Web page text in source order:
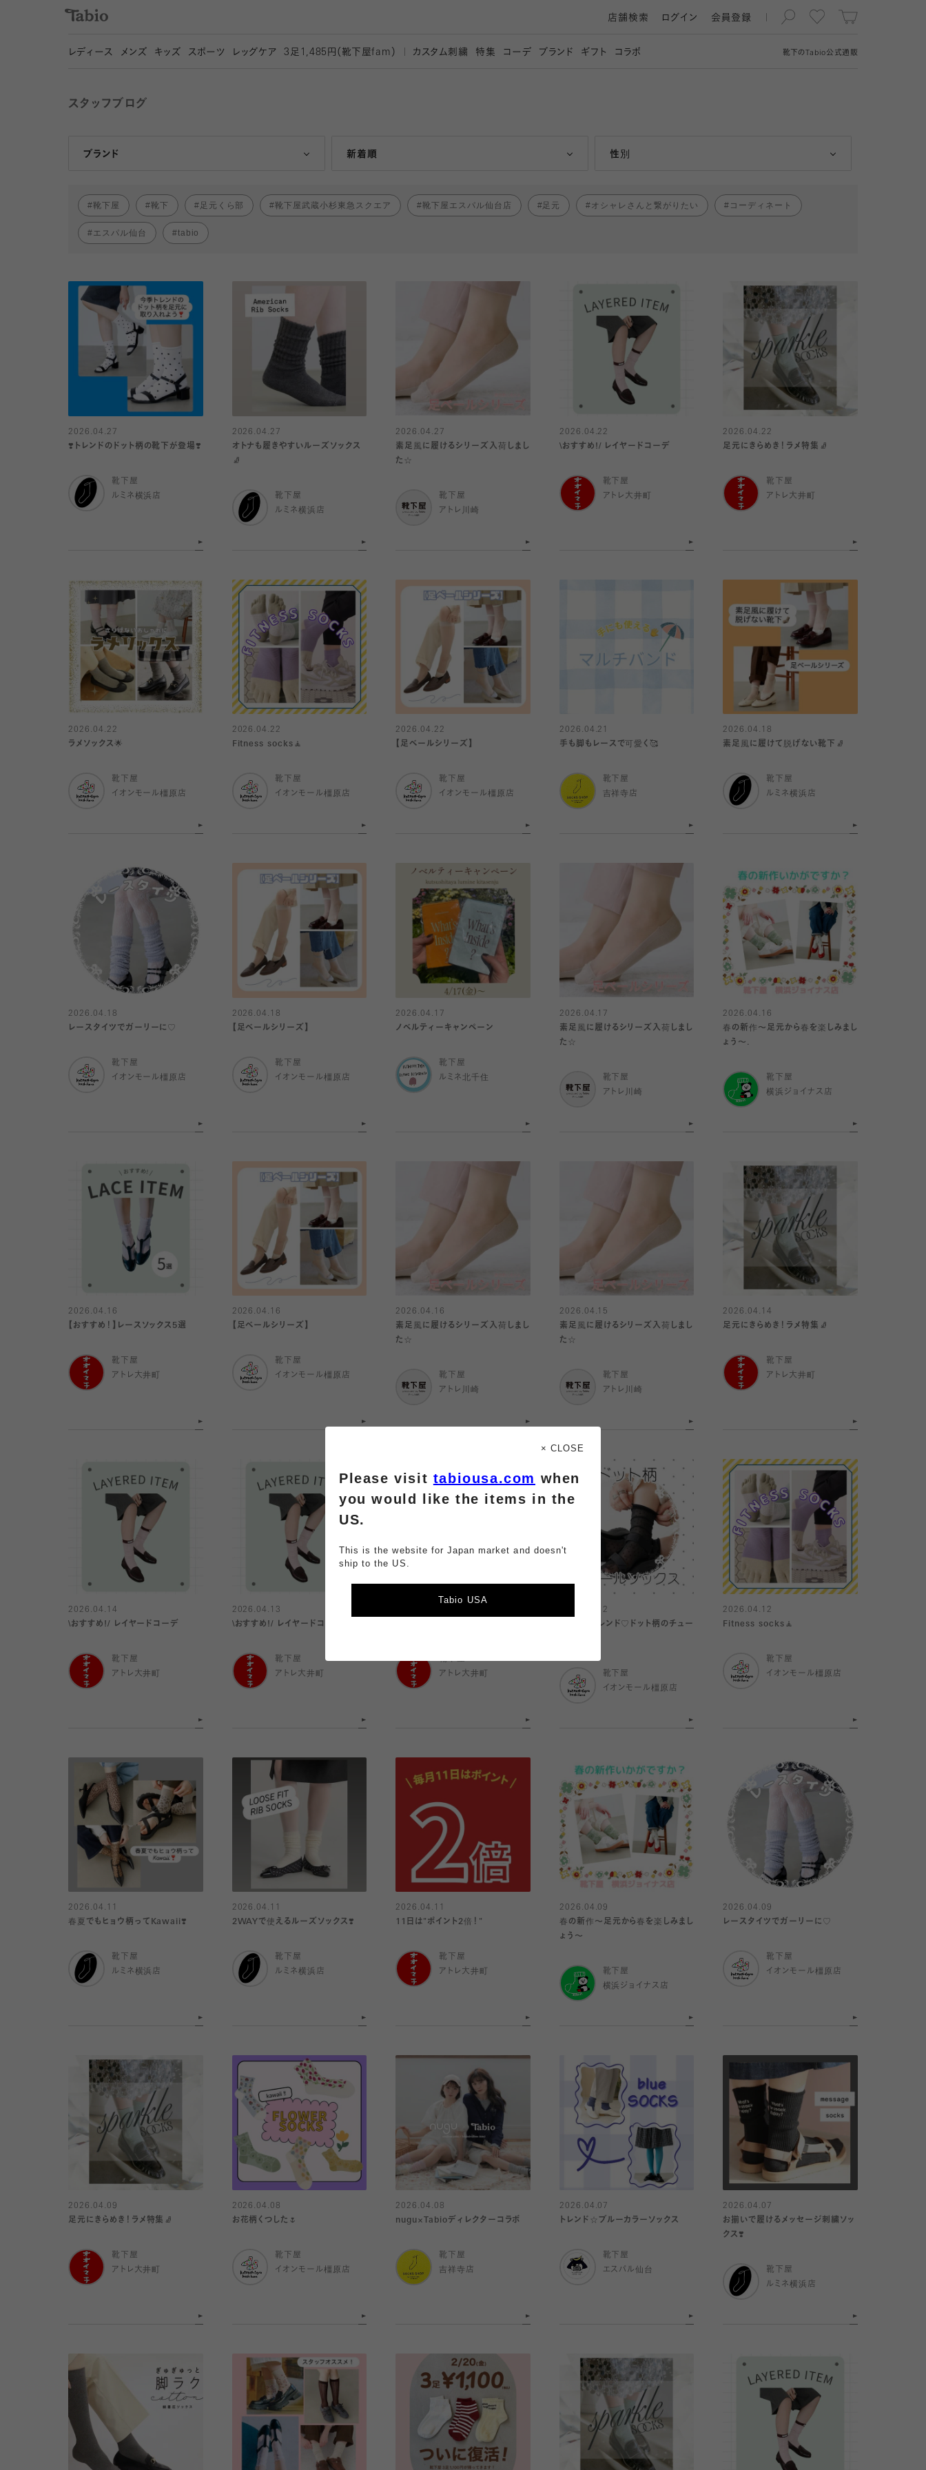
靴下の Tabio公式通販
店舗検索 ログイン 会員登録
レディース メンズ キッズ スポーツ レッグケア 3 足1,485円（靴下屋fam） カスタム刺繍 特集 コーデ ブランド ギフト コラボ
スタッフブログ
ブランド
Tabio 新着順
人気ランキング順 性別
女性
靴下屋 靴下 足元くら部 靴下屋武蔵小杉東急スクエア 靴下屋エスパル仙台店 足元 オシャレさんと繋がりたい コーディネート
エスパル仙台 tabio
2026.04.27
❣️トレンドのドット柄の靴下が登場❣️
靴下屋
ルミネ横浜店
2026.04.27
オトナも履きやすいルーズソックス
🧦
靴下屋
ルミネ横浜店
2026.04.27
素足風に履けるシリーズ入荷しまし
た☆
靴下屋
アトレ川崎
2026.04.22
\おすすめ!/ レイヤードコーデ
靴下屋
アトレ大井町
2026.04.22
足元にきらめき！ラメ特集🧦
靴下屋
アトレ大井町
2026.04.22
ラメソックス🌟
靴下屋
イオンモール橿原店
2026.04.22
Fitness socks🧘
靴下屋
イオンモール橿原店
2026.04.22
【足ベールシリーズ】
靴下屋
イオンモール橿原店
2026.04.21
手も脚もレースで可愛く🥰
靴下屋
吉祥寺店
2026.04.18
素足風に履けて脱げない靴下🧦
靴下屋
ルミネ横浜店
2026.04.18
レースタイツでガーリーに♡
靴下屋
イオンモール橿原店
2026.04.18
【足ベールシリーズ】
靴下屋
イオンモール橿原店
2026.04.17
ノベルティーキャンペーン
靴下屋
ルミネ北千住
2026.04.17
素足風に履けるシリーズ入荷しまし
た☆
靴下屋
アトレ川崎
2026.04.16
春の新作〜足元から春を楽しみまし
ょう〜.
靴下屋
横浜ジョイナス店
2026.04.16
【おすすめ！】レースソックス5選
靴下屋
アトレ大井町
2026.04.16
【足ベールシリーズ】
靴下屋
イオンモール橿原店
2026.04.16
素足風に履けるシリーズ入荷しまし
た☆
靴下屋
アトレ川崎
2026.04.15
素足風に履けるシリーズ入荷しまし
た☆
靴下屋
アトレ川崎
2026.04.14
足元にきらめき！ラメ特集🧦
靴下屋
アトレ大井町
2026.04.14
\おすすめ!/ レイヤードコーデ
靴下屋
アトレ大井町
2026.04.13
\おすすめ!/ レイヤードコーデ
靴下屋
アトレ大井町
靴下屋
アトレ大井町
2026.04.12
まだまだトレンド♡ドット柄のチュー
靴下屋
イオンモール橿原店
2026.04.12
Fitness socks🧘
靴下屋
イオンモール橿原店
2026.04.11
春夏でもヒョウ柄ってKawaii❣️
靴下屋
ルミネ横浜店
2026.04.11
2WAYで使えるルーズソックス❣️
靴下屋
ルミネ横浜店
2026.04.11
11日は"ポイント2倍！"
靴下屋
アトレ大井町
2026.04.09
春の新作〜足元から春を楽しみまし
ょう〜
靴下屋
横浜ジョイナス店
2026.04.09
レースタイツでガーリーに♡
靴下屋
イオンモール橿原店
2026.04.09
足元にきらめき！ラメ特集🧦
靴下屋
アトレ大井町
2026.04.08
お花柄くつした🌷
靴下屋
イオンモール橿原店
2026.04.08
nugu×Tabioディレクターコラボ
靴下屋
吉祥寺店
2026.04.07
トレンド☆ブルーカラーソックス
靴下屋
エスパル仙台
2026.04.07
お揃いで履けるメッセージ刺繍ソッ
クス❣️
靴下屋
ルミネ横浜店
× CLOSE
Please visit tabiousa.com when
you would like the items in the
US.
This is the website for Japan market and doesn't
ship to the US.
Tabio USA